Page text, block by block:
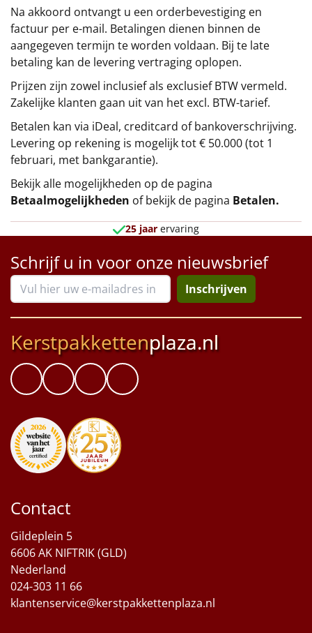
Na akkoord ontvangt u een orderbevestiging en
factuur per e-mail. Betalingen dienen binnen de
aangegeven termijn te worden voldaan. Bij te late
betaling kan de levering vertraging oplopen.
Prijzen zijn zowel inclusief als exclusief BTW vermeld.
Zakelijke klanten gaan uit van het excl. BTW-tarief.
Betalen kan via iDeal, creditcard of bankoverschrijving.
Levering op rekening is mogelijk tot € 50.000 (tot 1
februari, met bankgarantie).
Bekijk alle mogelijkheden op de pagina
Betaalmogelijkheden of bekijk de pagina Betalen.
25 jaar ervaring
Schrijf u in voor onze nieuwsbrief
Inschrijven
Kerstpakkettenplaza.nl
Contact
Gildeplein 5
6606 AK NIFTRIK (GLD)
Nederland
024-303 11 66
klantenservice@kerstpakkettenplaza.nl